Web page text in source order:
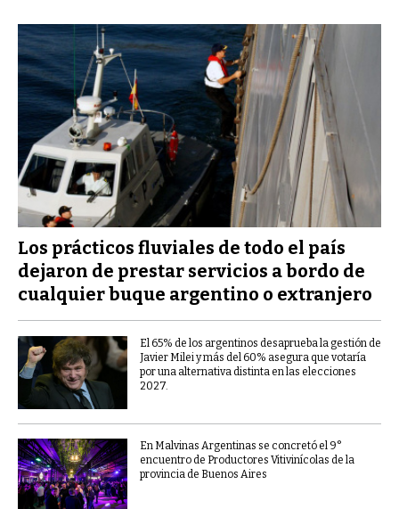
Los prácticos fluviales de todo el país
dejaron de prestar servicios a bordo de
cualquier buque argentino o extranjero
El 65% de los argentinos desaprueba la gestión de
Javier Milei y más del 60% asegura que votaría
por una alternativa distinta en las elecciones
2027.
En Malvinas Argentinas se concretó el 9°
encuentro de Productores Vitivinícolas de la
provincia de Buenos Aires